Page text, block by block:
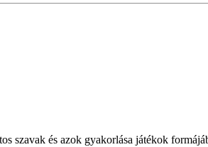
szavak és azok gyakorlása játékok